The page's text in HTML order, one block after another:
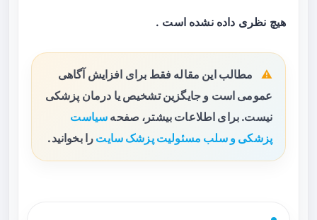
هیچ نظری داده نشده است .
مطالب این مقاله فقط برای افزایش آگاهی
عمومی است و جایگزین تشخیص یا درمان پزشکی
نیست. برای اطلاعات بیشتر، صفحه سیاست
پزشکی و سلب مسئولیت پزشک سایت را بخوانید.